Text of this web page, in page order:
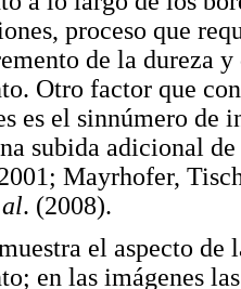
proceso que
de la dureza
Otro factor que
es el sinnúmero de
subida adicional
Mayrhofer,
. (2008).
el aspecto de
en las imágenes